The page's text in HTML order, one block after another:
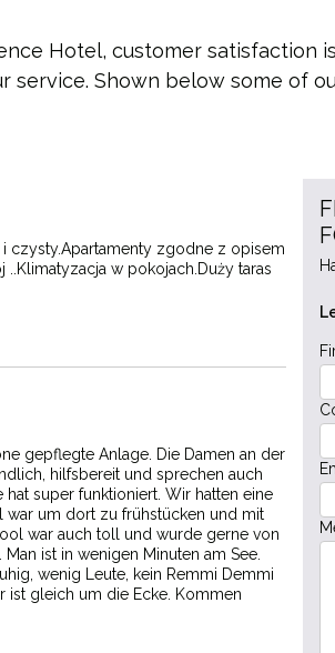
Hotel, customer satisfaction
service. Shown below some of
i czysty.Apartamenty zgodne z opisem
..Klimatyzacja w pokojach.Duży taras
gepflegte Anlage. Die Damen an der
hilfsbereit und sprechen auch
hat super funktioniert. Wir hatten eine
war um dort zu frühstücken und mit
war auch toll und wurde gerne von
ist in wenigen Minuten am See.
wenig Leute, kein Remmi Demmi
ist gleich um die Ecke. Kommen